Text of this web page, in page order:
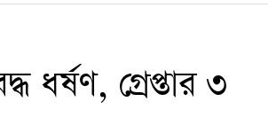
ধর্ষণ, গ্রেপ্তার ৩